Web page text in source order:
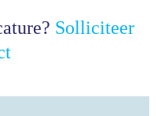
Solliciteer